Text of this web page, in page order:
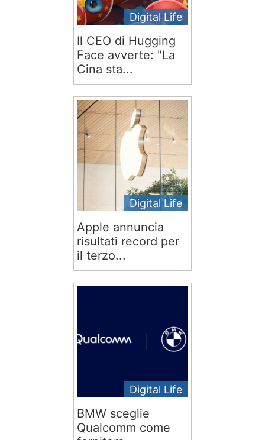
Digital Life
Il CEO di Hugging
Face avverte: "La
Cina sta...
Digital Life
Apple annuncia
risultati record per
il terzo...
Digital Life
BMW sceglie
Qualcomm come